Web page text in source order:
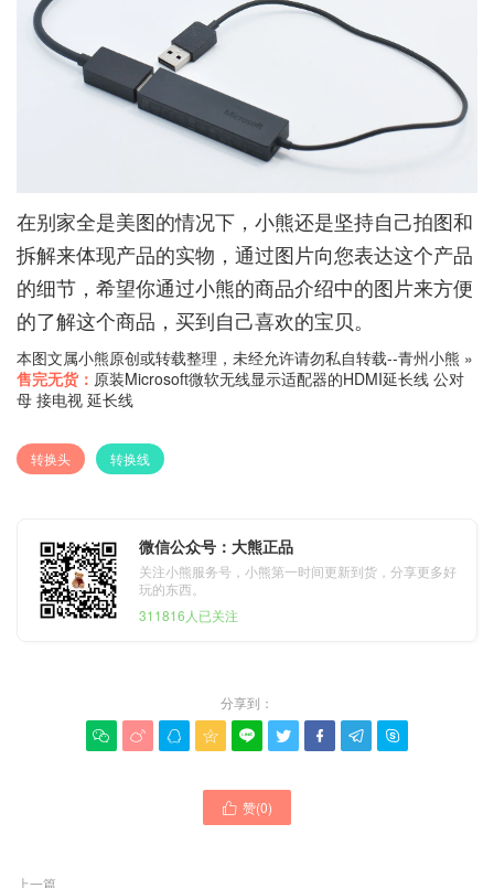
在别家全是美图的情况下，小熊还是坚持自己拍图和
拆解来体现产品的实物，通过图片向您表达这个产品
的细节，希望你通过小熊的商品介绍中的图片来方便
的了解这个商品，买到自己喜欢的宝贝。
本图文属小熊原创或转载整理，未经允许请勿私自转载--青州小熊 »
售完无货： 原装Microsoft微软无线显示适配器的HDMI延长线 公对
母 接电视 延长线
转换头 转换线
微信公众号：大熊正品
关注小熊服务号，小熊第一时间更新到货，分享更多好
玩的东西。
311816人已关注
分享到：
        
 赞(0)
上一篇